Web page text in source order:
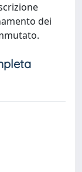
dei